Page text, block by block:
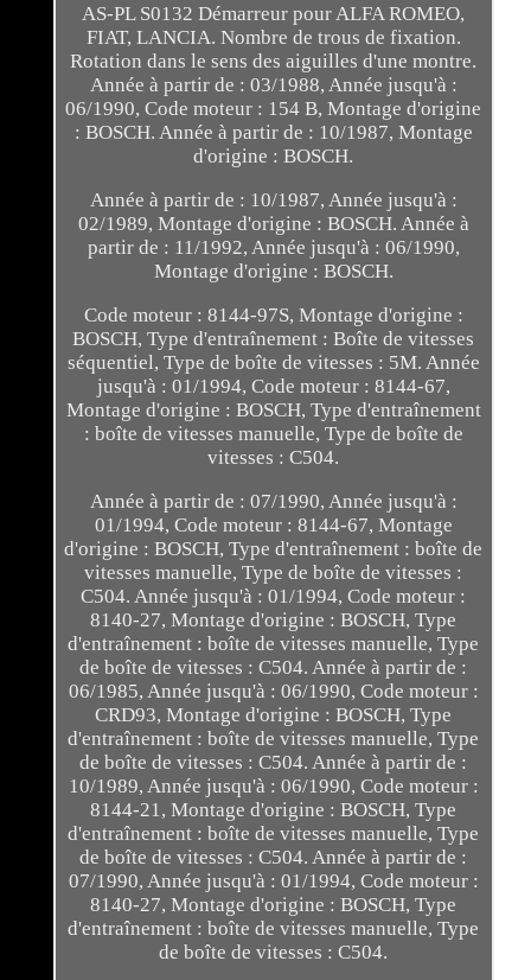
AS-PL S0132 Démarreur pour ALFA ROMEO,
FIAT, LANCIA. Nombre de trous de fixation.
Rotation dans le sens des aiguilles d'une montre.
Année à partir de : 03/1988, Année jusqu'à :
06/1990, Code moteur : 154 B, Montage d'origine
: BOSCH. Année à partir de : 10/1987, Montage
d'origine : BOSCH.
Année à partir de : 10/1987, Année jusqu'à :
02/1989, Montage d'origine : BOSCH. Année à
partir de : 11/1992, Année jusqu'à : 06/1990,
Montage d'origine : BOSCH.
Code moteur : 8144-97S, Montage d'origine :
BOSCH, Type d'entraînement : Boîte de vitesses
séquentiel, Type de boîte de vitesses : 5M. Année
jusqu'à : 01/1994, Code moteur : 8144-67,
Montage d'origine : BOSCH, Type d'entraînement
: boîte de vitesses manuelle, Type de boîte de
vitesses : C504.
Année à partir de : 07/1990, Année jusqu'à :
01/1994, Code moteur : 8144-67, Montage
d'origine : BOSCH, Type d'entraînement : boîte de
vitesses manuelle, Type de boîte de vitesses :
C504. Année jusqu'à : 01/1994, Code moteur :
8140-27, Montage d'origine : BOSCH, Type
d'entraînement : boîte de vitesses manuelle, Type
de boîte de vitesses : C504. Année à partir de :
06/1985, Année jusqu'à : 06/1990, Code moteur :
CRD93, Montage d'origine : BOSCH, Type
d'entraînement : boîte de vitesses manuelle, Type
de boîte de vitesses : C504. Année à partir de :
10/1989, Année jusqu'à : 06/1990, Code moteur :
8144-21, Montage d'origine : BOSCH, Type
d'entraînement : boîte de vitesses manuelle, Type
de boîte de vitesses : C504. Année à partir de :
07/1990, Année jusqu'à : 01/1994, Code moteur :
8140-27, Montage d'origine : BOSCH, Type
d'entraînement : boîte de vitesses manuelle, Type
de boîte de vitesses : C504.